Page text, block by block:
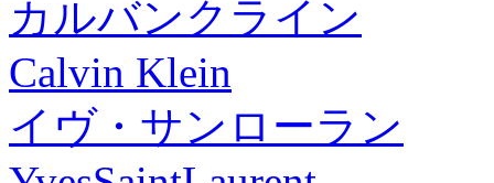
カルバンクライン
Calvin Klein
イヴ・サンローラン